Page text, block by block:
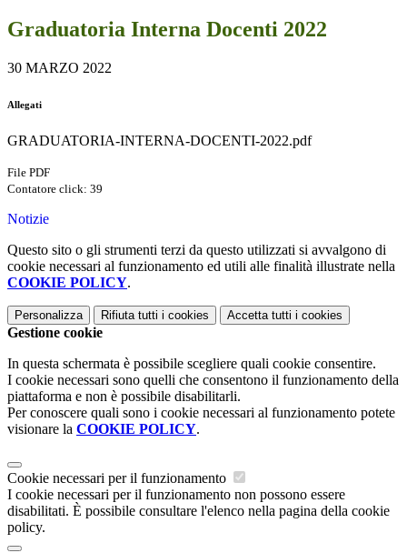
Graduatoria Interna Docenti 2022
30 MARZO 2022
Allegati
GRADUATORIA-INTERNA-DOCENTI-2022.pdf
File PDF
Contatore click: 39
Notizie
Questo sito o gli strumenti terzi da questo utilizzati si avvalgono di
cookie necessari al funzionamento ed utili alle finalità illustrate nella
COOKIE POLICY.
Personalizza Rifiuta tutti i cookies Accetta tutti i cookies
Gestione cookie
In questa schermata è possibile scegliere quali cookie consentire.
I cookie necessari sono quelli che consentono il funzionamento della
piattaforma e non è possibile disabilitarli.
Per conoscere quali sono i cookie necessari al funzionamento potete
visionare la COOKIE POLICY.
Cookie necessari per il funzionamento
I cookie necessari per il funzionamento non possono essere
disabilitati. È possibile consultare l'elenco nella pagina della cookie
policy.